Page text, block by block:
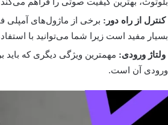
کنترل از راه دور : برخی از ماژول‌های آمپلی
بسیار مفید است زیرا شما می‌توانید با
ولتاژ ورودی: مهمترین ویژگی دیگری که باید
ورودی آن است.